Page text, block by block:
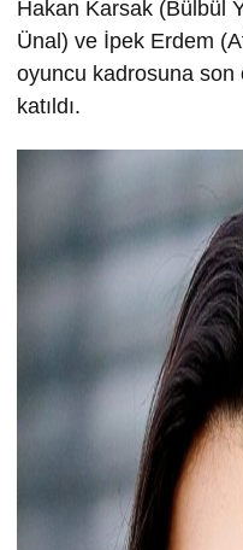
Hakan Karsak (Bülbül
Ünal) ve İpek Erdem
oyuncu kadrosuna son
katıldı.